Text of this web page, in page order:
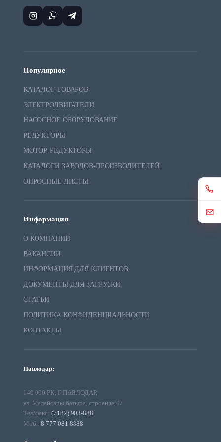
Популярное
КАТАЛОГ ТОВАРОВ
ЭЛЕКТРОДВИГАТЕЛИ
НАСОСНОЕ ОБОРУДОВАНИЕ
РЕДУКТОРЫ
МОТОР-РЕДУКТОРЫ
КАТАЛОГИ ЗАВОДОВ-ПРОИЗВОДИТЕЛЕЙ
ОПРОСНЫЕ ЛИСТЫ
Информация
О КОМПАНИИ
ВАКАНСИИ
ИНФОРМАЦИЯ ДЛЯ КЛИЕНТОВ
ДОКУМЕНТЫ ДЛЯ ЗАГРУЗКИ
СТАТЬИ
ПОЛИТИКА КОНФИДЕНЦИАЛЬНОСТИ
КОНТАКТЫ
Павлодар:
140 000 РК, Г.ПАВЛОДАР,
ул. Малайсары батыра, строение 47
Тел/факс: (7182) 903-888
Моб.: 8 777 081 8888